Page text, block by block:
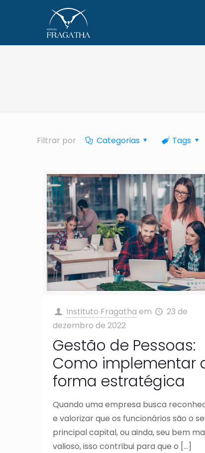
Filtrar por Categorias Tags
Instituto Fragatha em
23 de
dezembro de 2022
Gestão de Pessoas:
Como implementar
forma estratégica
Quando uma empresa busca
e valorizar que os funcionários são o
principal capital, ou ainda, seu bem
valioso, isso contribui para que o […]